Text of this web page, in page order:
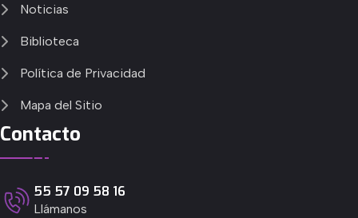
Noticias
Biblioteca
Política de Privacidad
Mapa del Sitio
Contacto
55 57 09 58 16
Llámanos